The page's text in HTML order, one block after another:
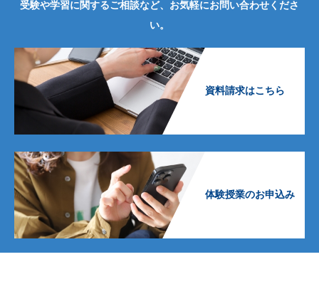
受験や学習に関するご相談など、お気軽にお問い合わせくださ
い。
資料請求はこちら
体験授業のお申込み